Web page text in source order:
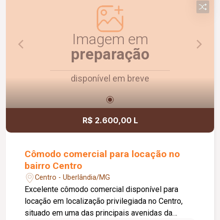
Agende uma visita e conheça!
Imagem em
preparação
disponível em breve
R$ 2.600,00 L
Cômodo comercial para locação no
bairro Centro
Centro - Uberlândia/MG
Excelente cômodo comercial disponível para
locação em localização privilegiada no Centro,
situado em uma das principais avenidas da